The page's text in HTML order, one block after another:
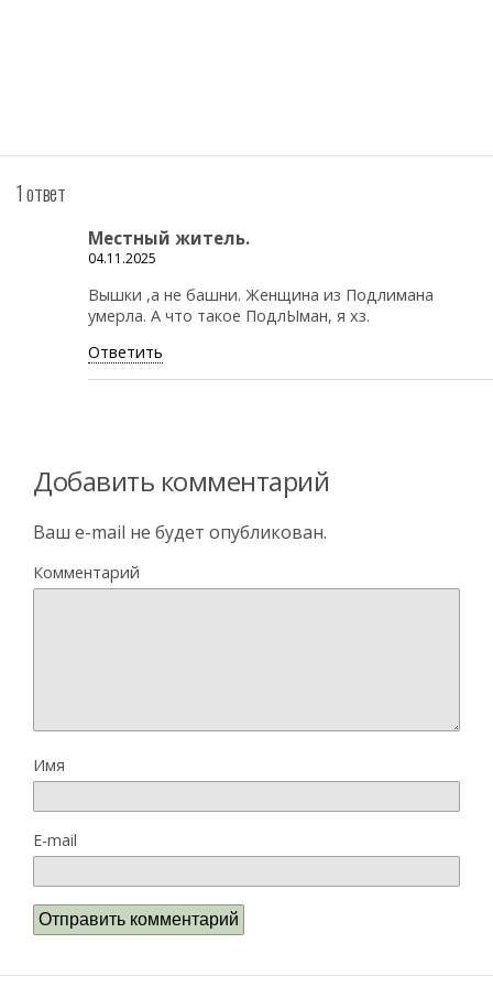
1 ответ
Местный житель.
04.11.2025
Вышки ,а не башни. Женщина из Подлимана
умерла. А что такое ПодлЫман, я хз.
Ответить
Добавить комментарий
Ваш e-mail не будет опубликован.
Комментарий
Имя
E-mail